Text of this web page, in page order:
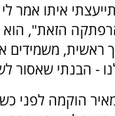
איתו אמר
הזאת", הוא
ראשית, משמידים
- הבנתי שאסור
הוקמה לפני